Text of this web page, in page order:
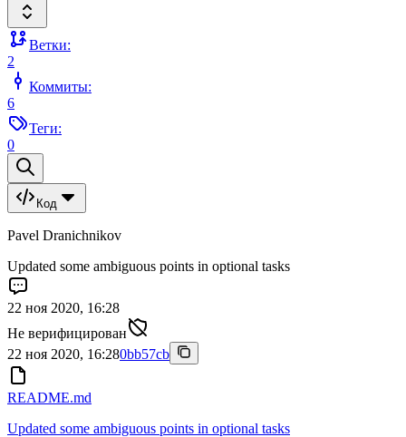
Ветки:
2
Коммиты:
6
Теги:
0
Код
Pavel Dranichnikov
Updated some ambiguous points in optional tasks
22 ноя 2020, 16:28
Не верифицирован
22 ноя 2020, 16:280bb57cb
README.md
Updated some ambiguous points in optional tasks